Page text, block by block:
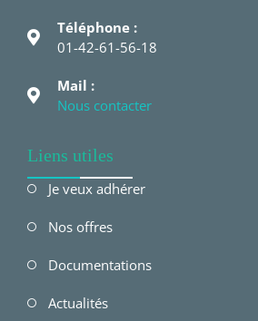
Téléphone :
01-42-61-56-18
Mail :
Nous contacter
Liens utiles
Je veux adhérer
Nos offres
Documentations
Actualités